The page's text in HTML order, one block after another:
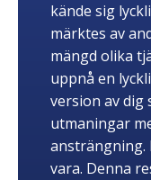
kände sig
märktes av
mängd olika
uppnå en
version av dig
utmaningar
ansträngning.
vara. Denna